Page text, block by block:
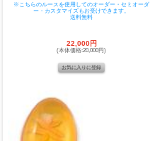
※こちらのルースを使用してのオーダー・セミオーダ
ー・カスタマイズもお受けできます。
送料無料
22,000円
(本体価格:20,000円)